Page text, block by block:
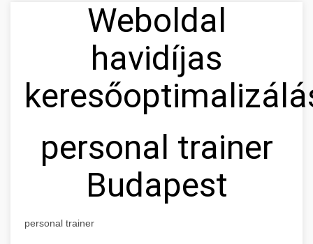
Weboldal
havidíjas
personal trainer
Budapest
personal trainer